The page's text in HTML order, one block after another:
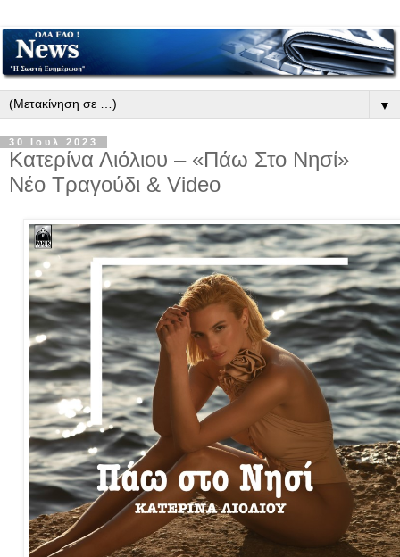
▼
30 Ιουλ 2023
Κατερίνα Λιόλιου – «Πάω Στο Νησί»
Νέο Τραγούδι & Video